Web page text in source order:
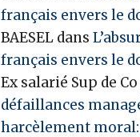
français envers le
BAESEL dans
français envers le
Ex salarié Sup de Co
défaillances
harcèlement moral: